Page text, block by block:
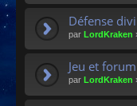
Défense
par LordKraken
Jeu et
par LordKraken